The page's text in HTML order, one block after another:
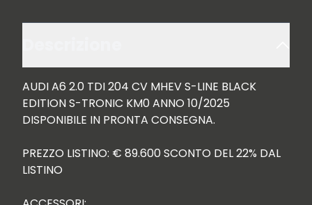
AUDI A6 2.0 TDI 204 CV MHEV S-LINE BLACK
EDITION S-TRONIC KM0 ANNO 10/2025
DISPONIBILE IN PRONTA CONSEGNA.
PREZZO LISTINO: € 89.600 SCONTO DEL 22% DAL
LISTINO